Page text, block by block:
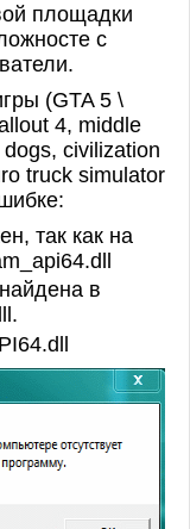
площадки
с
(GTA 5 \
4, middle
civilization
truck simulator
так как на
в